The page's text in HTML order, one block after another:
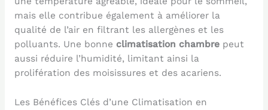
mais elle contribue également à améliorer la
qualité de l’air en filtrant les allergènes et les
polluants. Une bonne climatisation chambrepeut
aussi réduire l’humidité, limitant ainsi la
prolifération des moisissures et des acariens.
Les Bénéfices Clés d’une Climatisation en